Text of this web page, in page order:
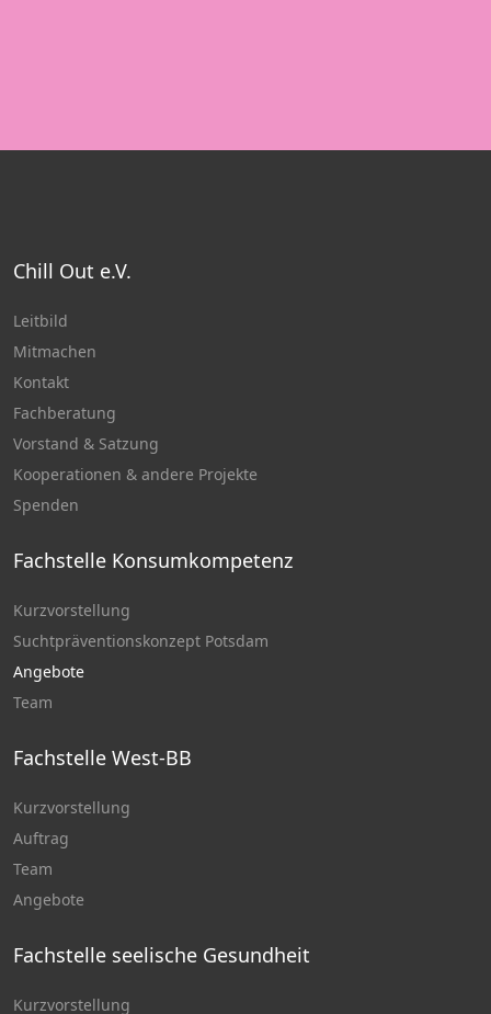
Chill Out e.V.
Leitbild
Mitmachen
Kontakt
Fachberatung
Vorstand & Satzung
Kooperationen & andere Projekte
Spenden
Fachstelle Konsumkompetenz
Kurzvorstellung
Suchtpräventionskonzept Potsdam
Angebote
Team
Fachstelle West-BB
Kurzvorstellung
Auftrag
Team
Angebote
Fachstelle seelische Gesundheit
Kurzvorstellung